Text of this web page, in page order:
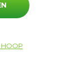
HOOP